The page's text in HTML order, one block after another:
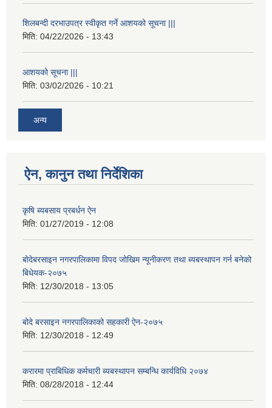
शिलबन्दी दरभाउपत्र स्वीकृत गर्ने आशयको सूचना |||
मिति: 04/22/2026 - 13:43
आशयको सूचना |||
मिति: 03/02/2026 - 10:21
अन्य
ऐन, कानुन तथा निर्देशिका
कृषि ब्यबसाय प्रबर्धन ऐन
मिति: 01/27/2019 - 12:08
बोदेबरसाइन नगरपालिकामा विपद जोखिम न्यूनीकरण तथा ब्यबस्थापन गर्न बनेको
बिधेयक-२०७५
मिति: 12/30/2018 - 13:05
बोदे बरसाइन नगरपालिकाको सहकारी ऐन-२०७५
मिति: 12/30/2018 - 12:49
करारमा प्राबिधिक कर्मचारी ब्यबस्थापन सम्बन्धि कार्यविधि २०७४
मिति: 08/28/2018 - 12:44